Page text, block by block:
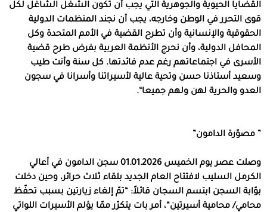
القضايا الحيوية والجوهرية التي يجب أن تكون الشغل الشاغل لكل
قوى التحرر في الوطن وخارجه، يجب أن نجند المنظمات الدولية
الحقوقية والإنسانية وأن تطرح القضية في الأمم المتحدة وكل
المحافل الدولية، وأن نحرج الأنظمة العربية بفرض طرح قضية
الأسرى في اجتماعاتهم رغم عدم فائدتها. كل سنة وأنت طيب
وسعيد أستاذنا حسن وتحية عالية لأسيراتنا وأسرانا في سجون
العدو والحرية لهن ولهم جميعا“.
” مصوّرة الدامون”
وصلت عصر يوم الخميس
سجن الدامون في أعالي
الكرمل السليب لافتتاح العام الجديد بلقاء ثلاث حرائر، وحين دخلت
بوّابة السجن ابتسم السجان قائلاً: “تمّ إلغاء زيارتين بسبب تحفّظ
محامي/محامية أسيرتين“، أمر بات يتكرّر ممّا يؤلم الأسيرات اللواتي